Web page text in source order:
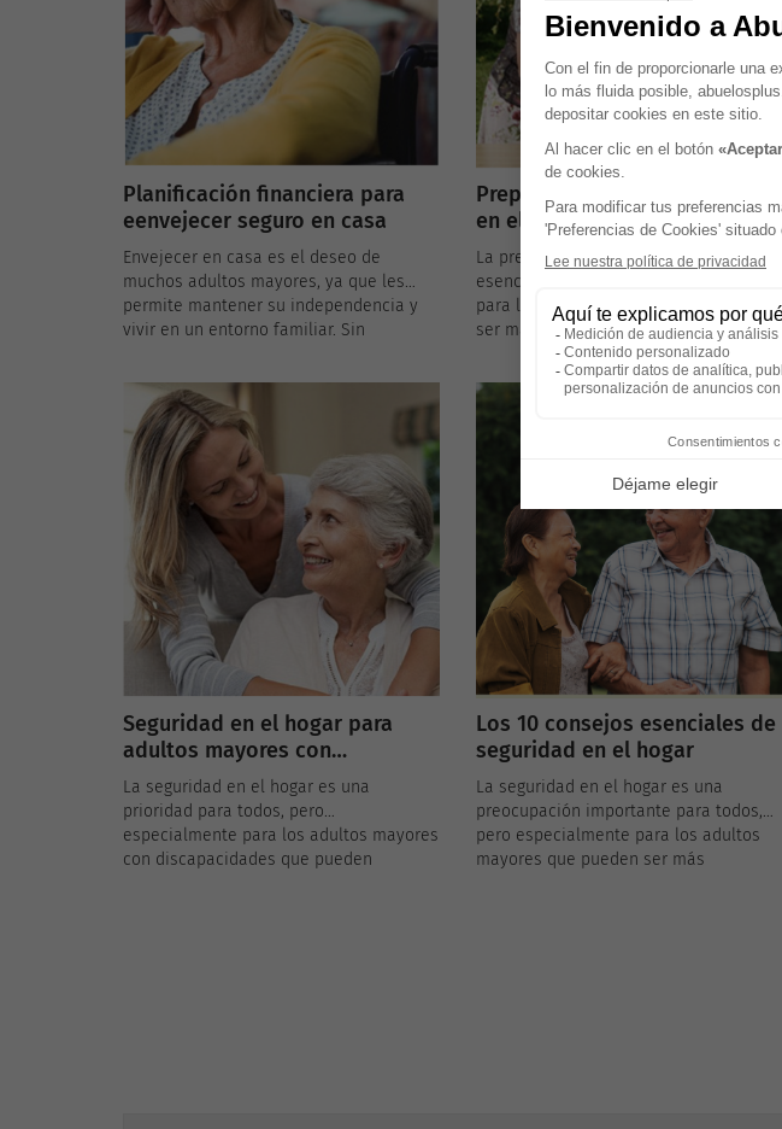
Planificación financiera para
eenvejecer seguro en casa
Envejecer en casa es el deseo de
muchos adultos mayores, ya que les
permite mantener su independencia y
vivir en un entorno familiar. Sin
envejecimiento seguro y confortable, es
esencial realizar una planificación
financiera adecuada. Aquí presentamos
algunos aspectos clave de la
planificación financiera para adultos
mayores que desean envejecer en casa.
Preparación para emergencias
en el hogar para adultos
mayores
La preparación para emergencias es
esencial para todos, pero especialmente
para los adultos mayores que pueden
ser más vulnerables durante situaciones
de crisis. Asegurarse de estar listo para
enfrentar cualquier emergencia en el
hogar puede marcar la diferencia entre
una experiencia estresante y una
situación manejable. Aquí presentamos
lo que los adultos mayores necesitan
saber sobre la preparación para
emergencias en el hogar.
Seguridad en el hogar para
adultos mayores con
discapacidades
La seguridad en el hogar es una
prioridad para todos, pero
especialmente para los adultos mayores
con discapacidades que pueden
Los 10 consejos esenciales de
seguridad en el hogar
La seguridad en el hogar es una
preocupación importante para todos,
pero especialmente para los adultos
mayores que pueden ser más